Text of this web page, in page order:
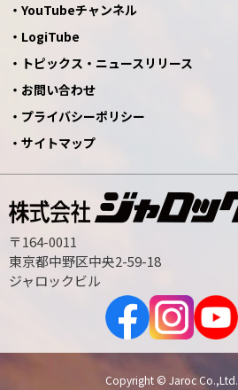
YouTubeチャンネル
LogiTube
トピックス・ニュースリリース
お問い合わせ
プライバシーポリシー
サイトマップ
〒164-0011
東京都中野区中央2-59-18
ジャロックビル
Copyright © Jaroc Co.,Ltd.